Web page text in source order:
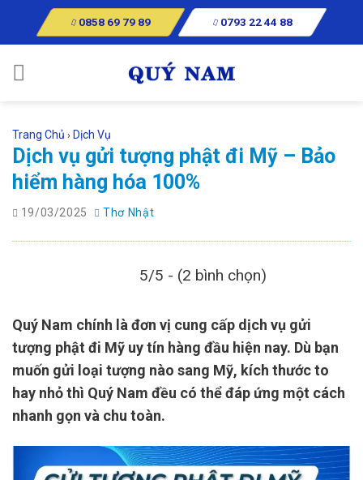
0858 69 79 89 0793 22 44 88
Trang Chủ › Dịch Vụ
Dịch vụ gửi tượng phật đi Mỹ – Bảo
hiểm hàng hóa 100%
19/03/2025 Thơ Nhật
5/5 - (2 bình chọn)
Quý Nam chính là đơn vị cung cấp dịch vụ gửi
tượng phật đi Mỹ uy tín hàng đầu hiện nay. Dù bạn
muốn gửi loại tượng nào sang Mỹ, kích thước to
hay nhỏ thì Quý Nam đều có thể đáp ứng một cách
nhanh gọn và chu toàn.